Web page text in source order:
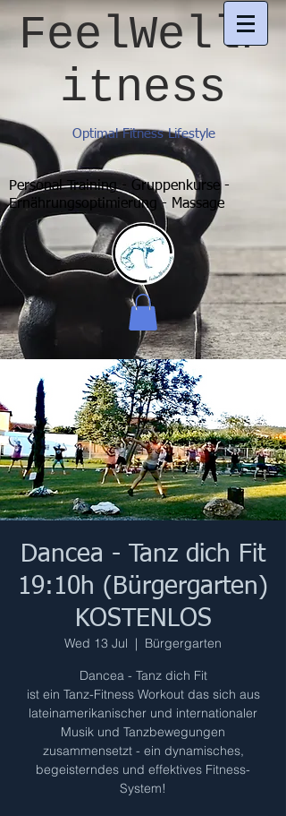
Optimal Fitness Lifestyle
FeelWellF
itness
Personal Training - Gruppenkurse -
Ernährungsoptimierung - Massage
Dancea - Tanz dich Fit
19:10h (Bürgergarten)
KOSTENLOS
Wed 13 Jul
  |
Bürgergarten
Dancea - Tanz dich Fit
ist ein Tanz-Fitness Workout das sich aus
lateinamerikanischer und internationaler
Musik und Tanzbewegungen
zusammensetzt - ein dynamisches,
begeisterndes und effektives Fitness-
System!